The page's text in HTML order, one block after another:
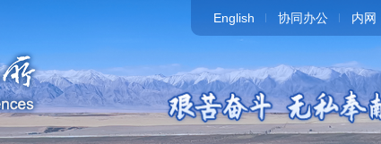
English 协同办公 内网